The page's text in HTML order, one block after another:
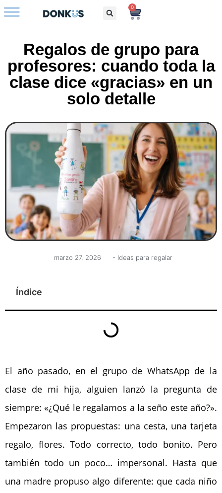
0
Regalos de grupo para
profesores: cuando toda la
clase dice «gracias» en un
solo detalle
marzo 27, 2026 - Ideas para regalar
Índice
El año pasado, en el grupo de WhatsApp de la
clase de mi hija, alguien lanzó la pregunta de
siempre: «¿Qué le regalamos a la seño este año?».
Empezaron las propuestas: una cesta, una tarjeta
regalo, flores. Todo correcto, todo bonito. Pero
también todo un poco… impersonal. Hasta que
una madre propuso algo diferente: que cada niño